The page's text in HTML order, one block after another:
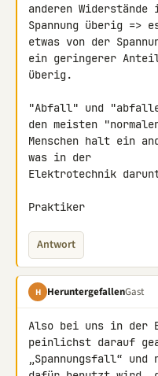
anderen
Spannung überig =>
etwas von der
ein geringerer
überig.
"Abfall" und
den meisten
Menschen halt ein
was in der
Elektrotechnik
Praktiker
Antwort
H HeruntergefallenGast
Also bei uns in der
peinlichst darauf
„Spannungsfall“ und